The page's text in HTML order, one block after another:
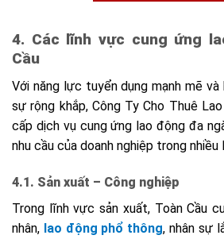
4. Các lĩnh vực cung ứng
Cầu
Với năng lực tuyển dụng mạnh mẽ
sự rộng khắp, Công Ty Cho Thuê
cấp dịch vụ cung ứng lao động đa
nhu cầu của doanh nghiệp trong nhiều
4.1. Sản xuất – Công nghiệp
Trong lĩnh vực sản xuất, Toàn Cầu
nhân, lao động phổ thông, nhân sự